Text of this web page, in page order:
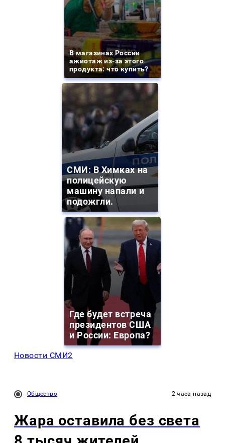
В магазинах России
ажиотаж из-за этого
продукта: что купить?
СМИ: В Химках на
полицейскую
машину напали и
подожгли.
Где будет встреча
президентов США
и России: Европа?
Новости СМИ2
Общество 2 часа назад
Жара оставила без света